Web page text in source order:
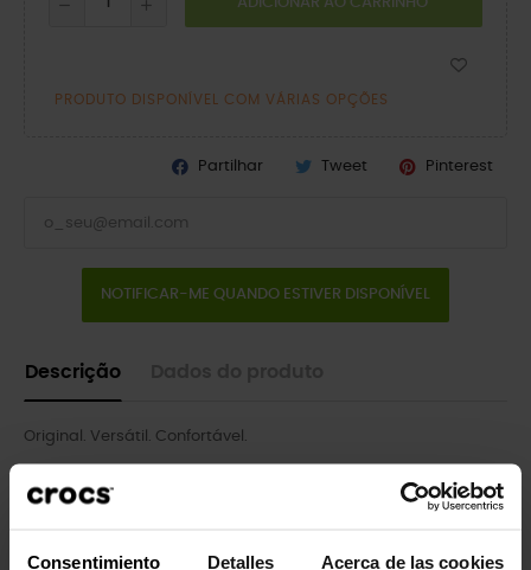
Consentimiento Detalles Acerca de las cookies
PRODUTO DISPONÍVEL COM VÁRIAS OPÇÕES
Partilhar Tweet Pinterest
NOTIFICAR-ME QUANDO ESTIVER DISPONÍVEL
Descrição
Original. Versátil. Confortável.
O tamanco icônico que iniciou uma revolução no conforto em
todo o mundo, agora com um adorável tratamento de glitter